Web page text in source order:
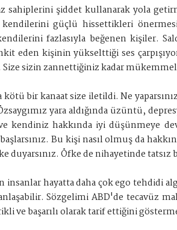
sahiplerini şiddet kullanarak yola
güçlü hissettikleri
fazlasıyla beğenen kişiler.
eden kişinin yükselttiği ses
sizin zannettiğiniz kadar
kötü bir kanaat size iletildi. Ne
yara aldığında üzüntü,
kendiniz hakkında iyi düşünmeye
Bu kişi nasıl olmuş da
duyarsınız. Öfke de nihayetinde
insanlar hayatta daha çok ego
Sözgelimi ABD'de tecavüz
ve başarılı olarak tarif ettiğini